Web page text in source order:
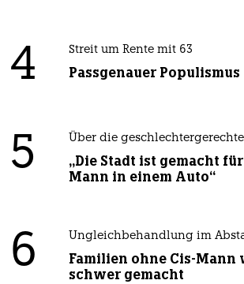
4 Streit um Rente mit 63
Passgenauer Populismus
5 Über die
„Die Stadt ist gemacht
Mann in einem Auto“
6 Ungleichbehandlung im
Familien ohne Cis-Mann
schwer gemacht